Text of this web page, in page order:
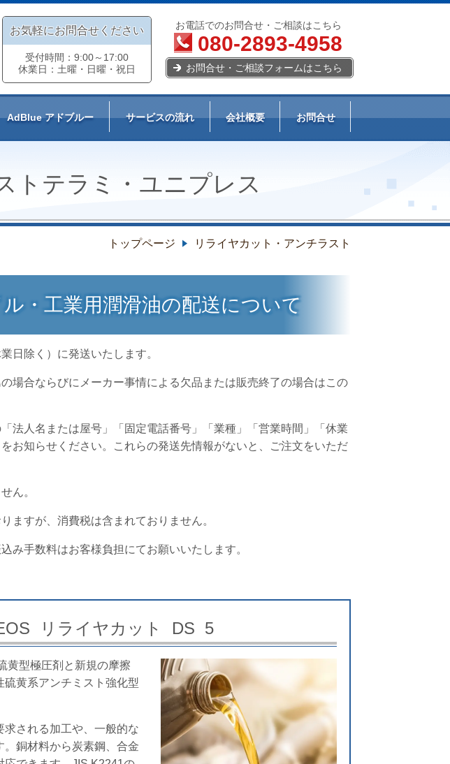
お気軽にお問合せください
受付時間：9:00～17:00
休業日：土曜・日曜・祝日
お電話でのお問合せ・ご相談はこちら
080-2893-4958
お問合せ・ご相談フォームはこちら
AdBlue アドブルー サービスの流れ 会社概要 お問合せ
トテラミ・ユニプレス
トップページ リライヤカット・アンチラスト
・工業用潤滑油の配送について
日除く）に発送いたします。
場合ならびにメーカー事情による欠品または販売終了の場合はこの
法人名または屋号」「固定電話番号」「業種」「営業時間」「休業
お知らせください。これらの発送先情報がないと、ご注文をいただ
ん。
ますが、消費税は含まれておりません。
み手数料はお客様負担にてお願いいたします。
リライヤカット DS 5
黄型極圧剤と新規の摩擦
黄系アンチミスト強化型
される加工や、一般的な
銅材料から炭素鋼、合金